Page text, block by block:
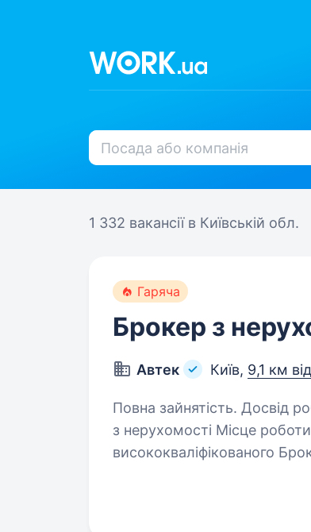
1 332 вакансії в Київській обл.
Гаряча
Брокер з
Автек Київ, 9,1 км
Повна зайнятість. Досвід роботи
з нерухомості Місце
висококваліфікованого